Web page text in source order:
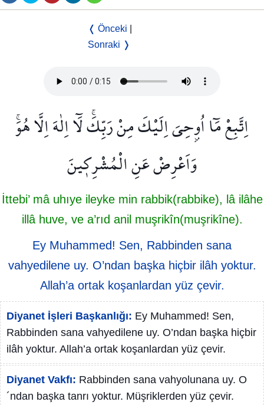
❬ Önceki
Sonraki ❭
اِتَّبِعْ مَٓا اُو۫حِيَ اِلَيْكَ مِنْ رَبِّكَۚ لَٓا اِلٰهَ اِلَّا هُوَۚ
وَاَعْرِضْ عَنِ الْمُشْرِك۪ينَ
İttebi’ mâ uhıye ileyke min rabbik(rabbike), lâ ilâhe
illâ huve, ve a’rıd anil muşrikîn(muşrikîne).
Ey Muhammed! Sen, Rabbinden sana
vahyedilene uy. O’ndan başka hiçbir ilâh yoktur.
Allah’a ortak koşanlardan yüz çevir.
Diyanet İşleri Başkanlığı: Ey Muhammed! Sen,
Rabbinden sana vahyedilene uy. O’ndan başka hiçbir
ilâh yoktur. Allah’a ortak koşanlardan yüz çevir.
Diyanet Vakfı: Rabbinden sana vahyolunana uy. O
´ndan başka tanrı yoktur. Müşriklerden yüz çevir.